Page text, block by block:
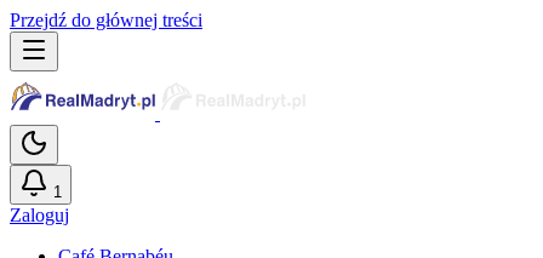
Przejdź do głównej treści
1
Zaloguj